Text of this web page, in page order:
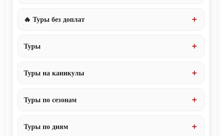
🔥 Туры без доплат
Туры
Туры на каникулы
Туры по сезонам
Туры по дням